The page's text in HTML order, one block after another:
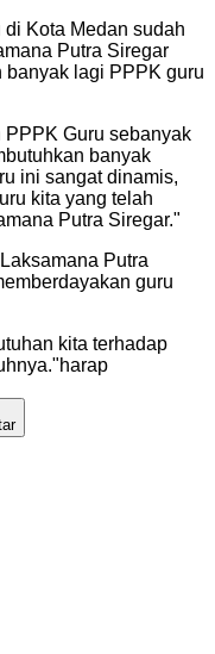
Kota Medan sudah
Putra Siregar
banyak lagi PPPK guru
Guru sebanyak
banyak
ini sangat dinamis,
kita yang telah
Putra Siregar."
Putra
guru
kita terhadap